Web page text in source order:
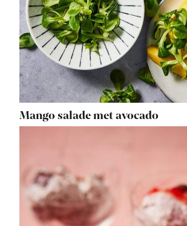
Mango salade met avocado